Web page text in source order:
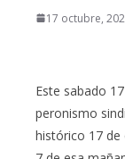
17 octubre,
Este sabado
peronismo
histórico 17 de